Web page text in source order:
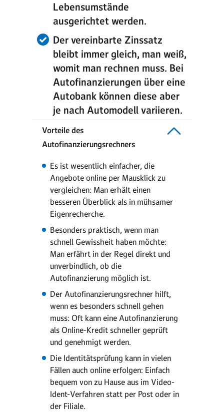
Lebensumstände
ausgerichtet werden.
Der vereinbarte Zinssatz
bleibt immer gleich, man weiß,
womit man rechnen muss. Bei
Autofinanzierungen über eine
Autobank können diese aber
je nach Automodell variieren.
Vorteile des
Autofinanzierungsrechners
Es ist wesentlich einfacher, die
Angebote online per Mausklick zu
vergleichen: Man erhält einen
besseren Überblick als in mühsamer
Eigenrecherche.
Besonders praktisch, wenn man
schnell Gewissheit haben möchte:
Man erfährt in der Regel direkt und
unverbindlich, ob die
Autofinanzierung möglich ist.
Der Autofinanzierungsrechner hilft,
wenn es besonders schnell gehen
muss: Oft kann eine Autofinanzierung
als Online-Kredit schneller geprüft
und genehmigt werden.
Die Identitätsprüfung kann in vielen
Fällen auch online erfolgen: Einfach
bequem von zu Hause aus im Video-
Ident-Verfahren statt per Post oder in
der Filiale.